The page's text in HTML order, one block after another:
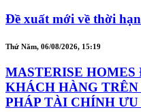
Đề xuất mới về thời
Thứ Năm, 06/08/2026, 15:19
MASTERISE
KHÁCH HÀNG
PHÁP TÀI CHÍNH